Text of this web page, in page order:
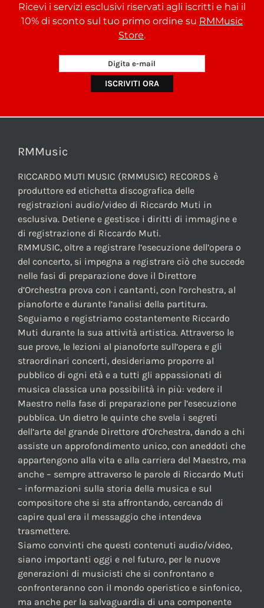
Ricevi i servizi esclusivi riservati agli iscritti e hai il
10% di sconto sul tuo primo ordine su RMMusic
Store.
RMMusic
RICCARDO MUTI MUSIC (RMMUSIC) RECORDS è
produttore ed etichetta discografica delle
registrazioni audio/video di Riccardo Muti in
esclusiva. Detiene e gestisce i diritti di immagine e
di registrazione di Riccardo Muti.
RMMUSIC, oltre a registrare l’esecuzione dell’opera o
del concerto, si impegna a registrare ciò che succede
nelle fasi di preparazione dove il Direttore
d’Orchestra prova con i cantanti, con l’orchestra, al
pianoforte e durante l’analisi della partitura.
Seguiamo e registriamo costantemente Riccardo
Muti durante la sua attività artistica. Attraverso le
sue prove, le lezioni al pianoforte sull’opera e gli
straordinari concerti, desideriamo proporre al
pubblico di ogni età e a tutti gli appassionati di
musica classica una possibilità in più: vedere il
Maestro nella fase di preparazione per l’esecuzione
pubblica. Un dietro le quinte che svela i segreti
dell’arte del grande Direttore d’Orchestra, dando a chi
assiste un approfondimento unico, con aneddoti che
appartengono alla vita e alla carriera del Maestro, ma
anche – sempre attraverso le parole di Riccardo Muti
– informazioni sulla storia della musica e sul
compositore che si sta affrontando, cercando di
capire qual era il messaggio che intendeva
trasmettere.
Siamo convinti che questi contenuti audio/video,
siano importanti oggi e nel futuro, per le nuove
generazioni di musicisti che si confrontano e
confronteranno con il mondo operistico e sinfonico,
ma anche per la salvaguardia di una componente